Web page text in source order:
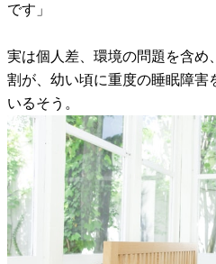
です」
実は個人差、環境の問題を含め
割が、幼い頃に重度の睡眠障害
いるそう。